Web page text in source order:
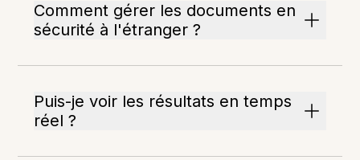
Comment gérer les documents en
sécurité à l'étranger ?
Puis-je voir les résultats en temps
réel ?